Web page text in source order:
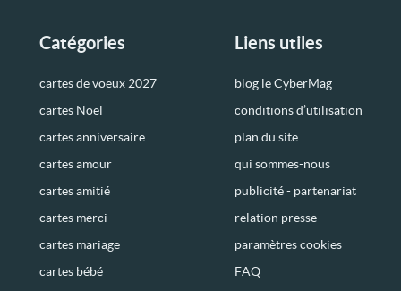
Catégories
cartes de voeux 2027
cartes Noël
cartes anniversaire
cartes amour
cartes amitié
cartes merci
cartes mariage
cartes bébé
Liens utiles
blog le CyberMag
conditions d’utilisation
plan du site
qui sommes-nous
publicité - partenariat
relation presse
paramètres cookies
FAQ